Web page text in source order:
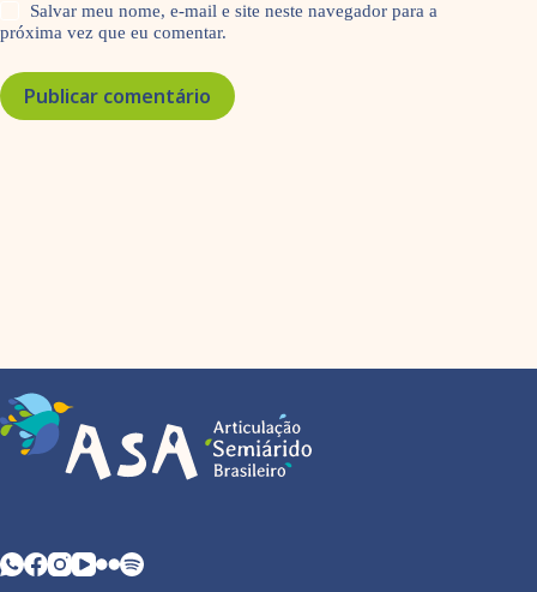
Salvar meu nome, e-mail e site neste navegador para a
próxima vez que eu comentar.
Publicar comentário